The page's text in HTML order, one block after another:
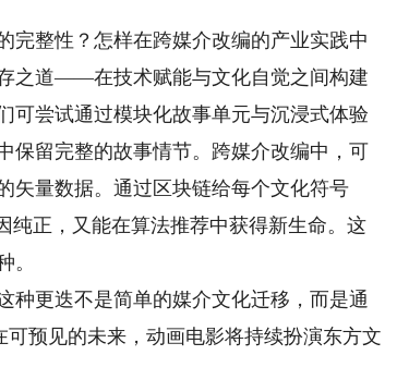
整性？怎样在跨媒介改编的产业实践中
之道——在技术赋能与文化自觉之间构建
可尝试通过模块化故事单元与沉浸式体验
保留完整的故事情节。跨媒介改编中，可
矢量数据。通过区块链给每个文化符号
纯正，又能在算法推荐中获得新生命。‌这
。
更迭不是简单的媒介文化迁移，而是通
预见的未来，动画电影将持续扮演东方文